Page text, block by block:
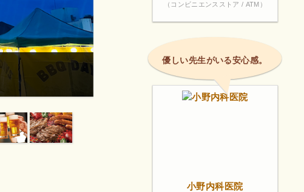
喫煙所ありスタッフの人たちの対応も素晴らしか
（コンビニエンスストア / ATM）
優しい先生がいる安心感。
小野内科医院